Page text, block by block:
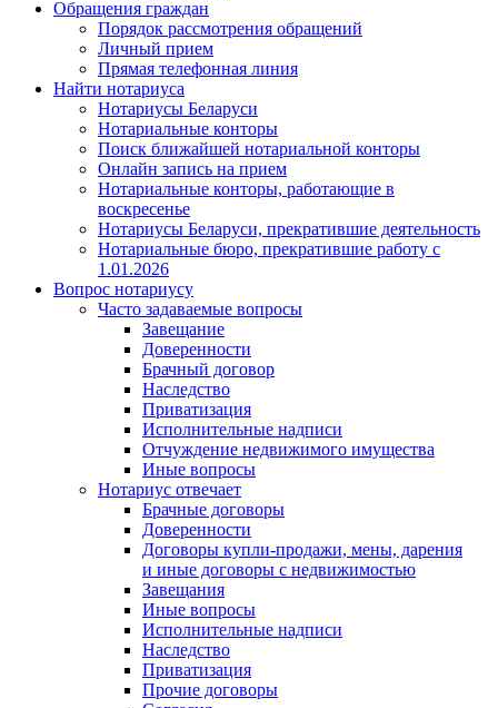
Обращения граждан
Порядок рассмотрения обращений
Личный прием
Прямая телефонная линия
Найти нотариуса
Нотариусы Беларуси
Нотариальные конторы
Поиск ближайшей нотариальной конторы
Онлайн запись на прием
Нотариальные конторы, работающие в
воскресенье
Нотариусы Беларуси, прекратившие деятельность
Нотариальные бюро, прекратившие работу с
1.01.2026
Вопрос нотариусу
Часто задаваемые вопросы
Завещание
Доверенности
Брачный договор
Наследство
Приватизация
Исполнительные надписи
Отчуждение недвижимого имущества
Иные вопросы
Нотариус отвечает
Брачные договоры
Доверенности
Договоры купли-продажи, мены, дарения
и иные договоры с недвижимостью
Завещания
Иные вопросы
Исполнительные надписи
Наследство
Приватизация
Прочие договоры